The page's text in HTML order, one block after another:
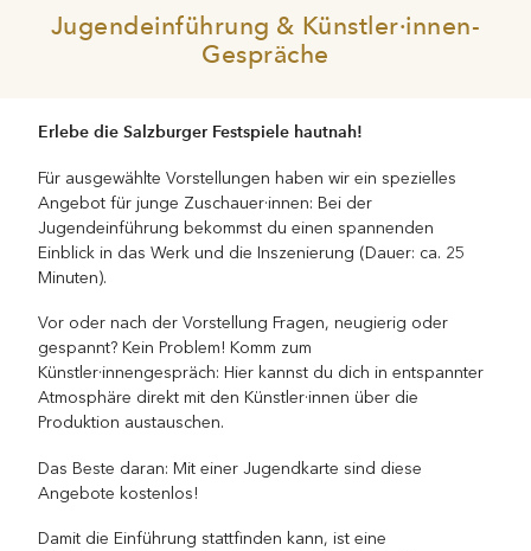
Jugendeinführung & Künstler·innen-
Gespräche
Erlebe die Salzburger Festspiele hautnah!
Für ausgewählte Vorstellungen haben wir ein spezielles
Angebot für junge Zuschauer·innen: Bei der
Jugendeinführung bekommst du einen spannenden
Einblick in das Werk und die Inszenierung (Dauer: ca. 25
Minuten).
Vor oder nach der Vorstellung Fragen, neugierig oder
gespannt? Kein Problem! Komm zum
Künstler·innengespräch: Hier kannst du dich in entspannter
Atmosphäre direkt mit den Künstler·innen über die
Produktion austauschen.
Das Beste daran: Mit einer Jugendkarte sind diese
Angebote kostenlos!
Damit die Einführung stattfinden kann, ist eine